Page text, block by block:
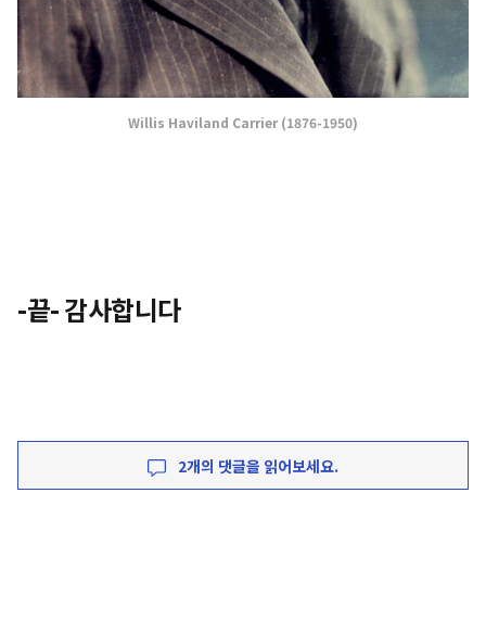
Willis Haviland Carrier (1876-1950)
-끝- 감사합니다
2개의 댓글을 읽어보세요.